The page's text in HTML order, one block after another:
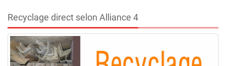
Recyclage direct selon Alliance 4